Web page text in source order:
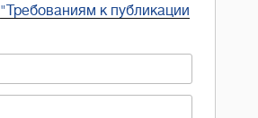
"Требованиям к публикации